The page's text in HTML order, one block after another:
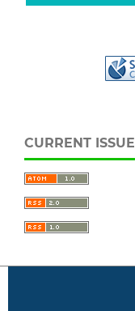
CURRENT ISSUE